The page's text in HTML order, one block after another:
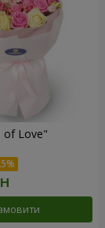
of Love"